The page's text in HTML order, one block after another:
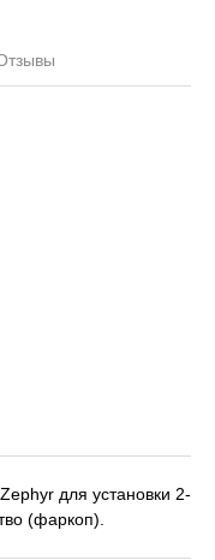
для установки 2-
(фаркоп).